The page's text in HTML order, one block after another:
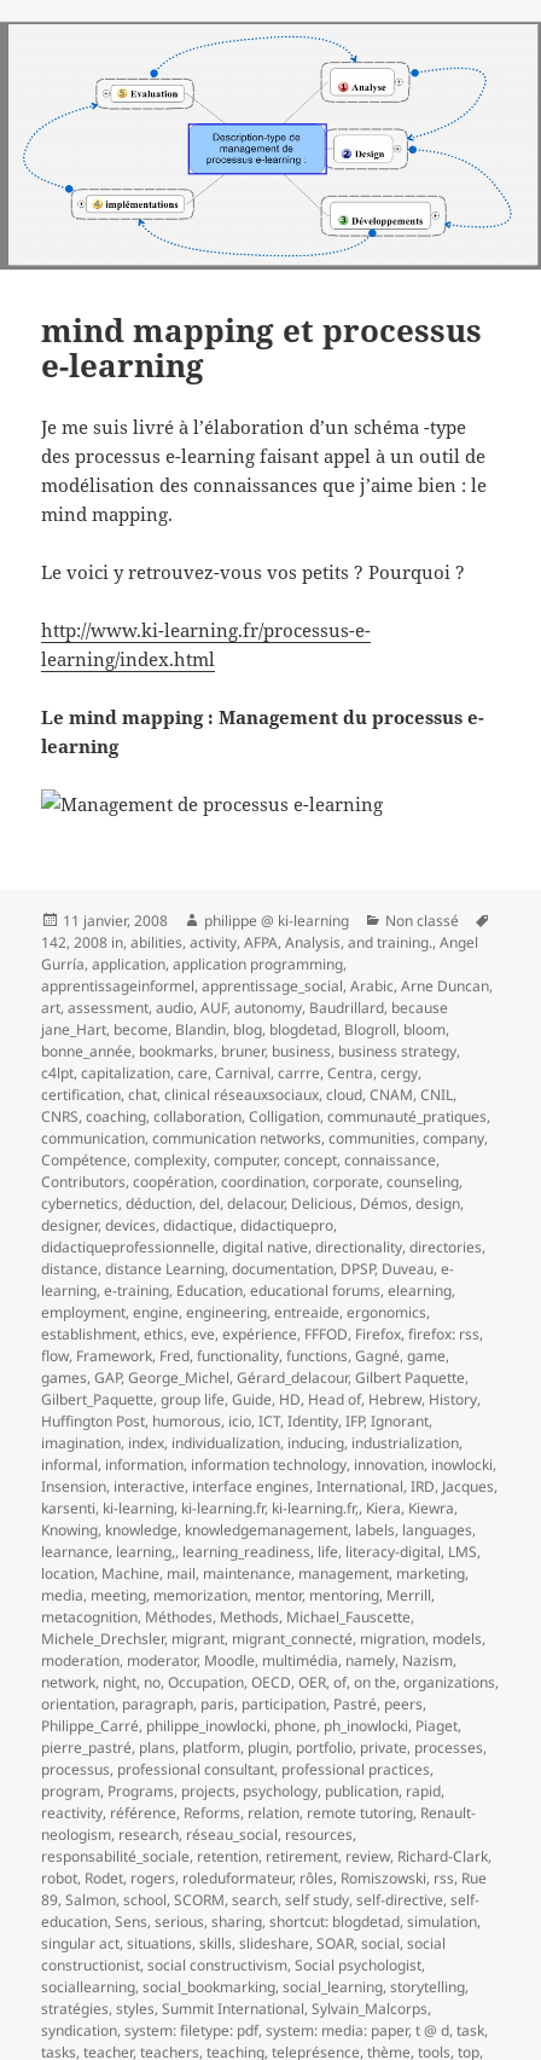
mind mapping et processus
e-learning
Je me suis livré à l’élaboration d’un schéma -type
des processus e-learning faisant appel à un outil de
modélisation des connaissances que j’aime bien : le
mind mapping.
Le voici y retrouvez-vous vos petits ? Pourquoi ?
http://www.ki-learning.fr/processus-e-
learning/index.html
Le mind mapping : Management du processus e-
learning
Publié
le
11 janvier, 2008 Auteur
philippe @ ki-learning Catégories
Non classé
142,2008 in,abilities,activity,AFPA,Analysis,and training.,Angel
Gurría,application,application programming,
apprentissageinformel,apprentissage_social,Arabic,Arne Duncan,
art,assessment,audio,AUF,autonomy, Baudrillard, because
jane_Hart, become, Blandin, blog, blogdetad, Blogroll, bloom,
bonne_année, bookmarks, bruner, business, business strategy,
c4lpt,capitalization,care,Carnival,carrre,Centra,cergy,
certification,chat,clinical réseauxsociaux,cloud,CNAM,CNIL,
CNRS,coaching,collaboration,Colligation,communauté_pratiques,
communication,communication networks,communities,company,
Compétence,complexity,computer,concept,connaissance,
Contributors,coopération,coordination,corporate,counseling,
cybernetics,déduction,del,delacour, Delicious, Démos,design,
designer,devices,didactique,didactiquepro,
didactiqueprofessionnelle,digital native,directionality,directories,
distance,distance Learning,documentation, DPSP, Duveau,e-
learning,e-training, Education,educational forums,elearning,
employment,engine,engineering,entreaide,ergonomics,
establishment,ethics,eve,expérience, FFFOD, Firefox,firefox: rss,
flow, Framework, Fred,functionality,functions,Gagné,game,
games,GAP,George_Michel,Gérard_delacour,Gilbert Paquette,
Gilbert_Paquette,group life,Guide, HD, Head of, Hebrew, History,
Huffington Post, humorous, icio,ICT,Identity,IFP,Ignorant,
imagination, index, individualization, inducing, industrialization,
informal, information, information technology, innovation, inowlocki,
Insension, interactive, interface engines,International,IRD, Jacques,
karsenti, ki-learning, ki-learning.fr, ki-learning.fr,, Kiera, Kiewra,
Knowing, knowledge, knowledgemanagement, labels, languages,
learnance, learning,, learning_readiness, life, literacy-digital, LMS,
location, Machine, mail, maintenance, management, marketing,
media, meeting, memorization, mentor, mentoring, Merrill,
metacognition, Méthodes, Methods, Michael_Fauscette,
Michele_Drechsler, migrant, migrant_connecté, migration, models,
moderation, moderator, Moodle, multimédia, namely, Nazism,
network, night, no,Occupation,OECD,OER,of,on the,organizations,
orientation, paragraph, paris, participation, Pastré, peers,
Philippe_Carré, philippe_inowlocki, phone, ph_inowlocki, Piaget,
pierre_pastré, plans, platform, plugin, portfolio, private, processes,
processus, professional consultant, professional practices,
program, Programs, projects, psychology, publication, rapid,
reactivity, référence, Reforms, relation, remote tutoring, Renault-
neologism, research, réseau_social, resources,
responsabilité_sociale, retention, retirement, review, Richard-Clark,
robot, Rodet, rogers, roleduformateur, rôles, Romiszowski, rss, Rue
89,Salmon,school,SCORM,search,self study,self-directive,self-
education,Sens,serious,sharing,shortcut: blogdetad,simulation,
singular act,situations,skills,slideshare,SOAR,social,social
constructionist,social constructivism,Social psychologist,
sociallearning,social_bookmarking,social_learning,storytelling,
stratégies,styles,Summit International,Sylvain_Malcorps,
syndication,system: filetype: pdf,system: media: paper,t @ d,task,
tasks,teacher,teachers,teaching,teleprésence,thème,tools,top,